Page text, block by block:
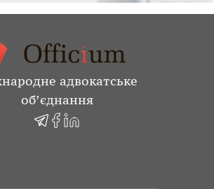
адвокатське
об’єднання